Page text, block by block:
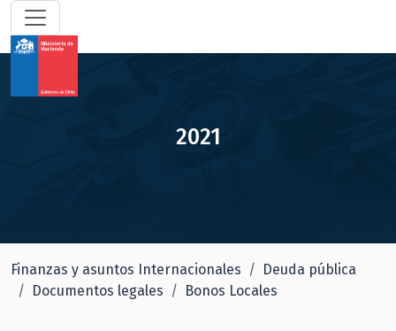
2021
Finanzas y asuntos Internacionales
Deuda pública
Documentos legales
Bonos Locales